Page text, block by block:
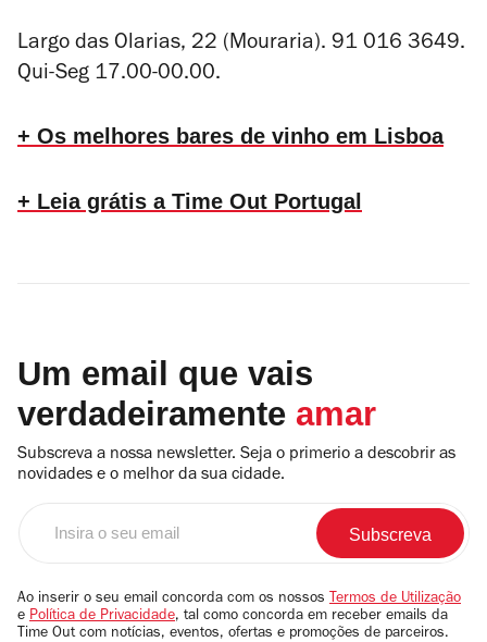
Largo das Olarias, 22 (Mouraria). 91 016 3649.
Qui-Seg 17.00-00.00.
+ Os melhores bares de vinho em Lisboa
+ Leia grátis a Time Out Portugal
Um email que vais
verdadeiramente amar
Subscreva a nossa newsletter. Seja o primerio a descobrir as
novidades e o melhor da sua cidade.
email
Ao inserir o seu email concorda com os nossos Termos de Utilização
e Política de Privacidade, tal como concorda em receber emails da
Time Out com notícias, eventos, ofertas e promoções de parceiros.